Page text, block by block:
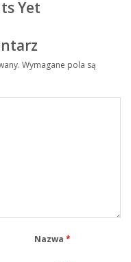
Yet
Wymagane pola są
Nazwa*